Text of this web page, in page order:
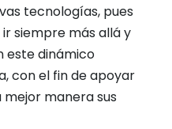
tecnologías, pues
siempre más allá y
este dinámico
con el fin de apoyar
manera sus